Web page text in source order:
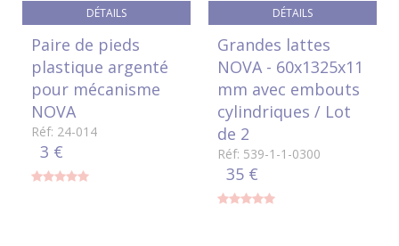
DÉTAILS
Paire de pieds
plastique argenté
pour mécanisme
NOVA
Réf: 24-014
3 €
DÉTAILS
Grandes lattes
NOVA - 60x1325x11
mm avec embouts
cylindriques / Lot
de 2
Réf: 539-1-1-0300
35 €